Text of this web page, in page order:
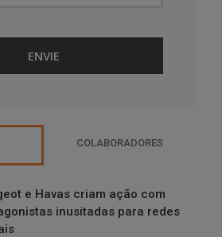
COLABORADORES
e Havas criam ação com
inusitadas para redes